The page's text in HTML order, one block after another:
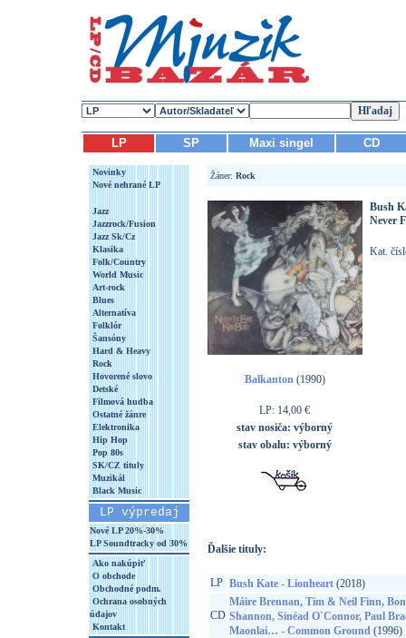
LP SP Maxi singel CD
Novinky
Nové nehrané LP
Jazz
Jazzrock/Fusion
Jazz Sk/Cz
Klasika
Folk/Country
World Music
Art-rock
Blues
Alternatíva
Folklór
Šansóny
Hard & Heavy
Rock
Hovorené slovo
Detské
Filmová hudba
Ostatné žánre
Elektronika
Hip Hop
Pop 80s
SK/CZ tituly
Muzikál
Black Music
LP výpredaj
Nové LP 20%-30%
LP Soundtracky od 30%
Ako nakúpiť
O obchode
Obchodné podm.
Ochrana osobných
údajov
Kontakt
Žáner: Rock
Balkanton(1990)
LP: 14,00 €
stav nosiča: výborný
stav obalu: výborný
Bush
Never
Kat.
Ďalšie tituly:
LP Bush Kate - Lionheart(2018)
CD
Máire Brennan, Tim & Neil Finn,
Shannon, Sinéad O`Connor, Paul
Maonlaí… - Common Ground(1996)